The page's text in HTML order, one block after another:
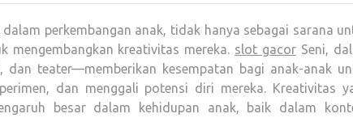
perkembangan anak, tidak hanya sebagai sarana
mengembangkan kreativitas mereka. slot gacorSeni,
teater—memberikan kesempatan bagi anak-anak
dan menggali potensi diri mereka. Kreativitas
besar dalam kehidupan anak, baik dalam